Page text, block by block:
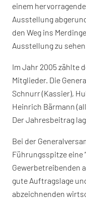
einem
Ausstellung
den Weg ins
Ausstellung zu sehen.
Im Jahr 2005 zählte
Mitglieder. Die
Schnurr (Kassier),
Heinrich Bärmann
Der Jahresbeitrag
Bei der
Führungsspitze eine
Gewerbetreibenden
gute Auftragslage
abzeichnenden